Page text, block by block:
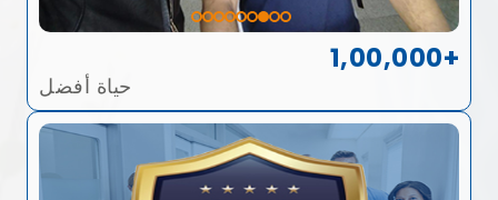
1,00,000+
حياة أفضل